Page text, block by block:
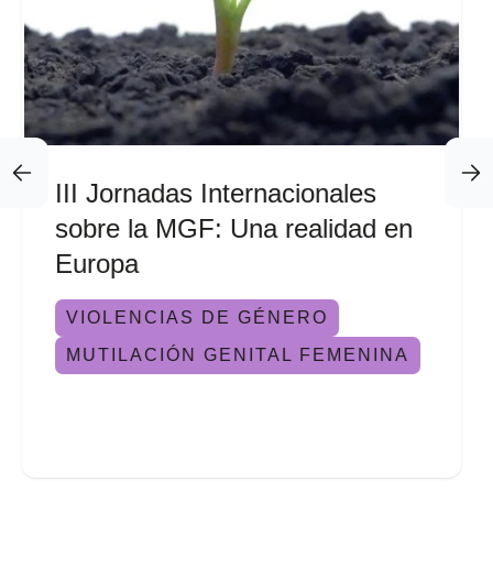
III Jornadas Internacionales
sobre la MGF: Una realidad en
Europa
VIOLENCIAS DE GÉNERO
MUTILACIÓN GENITAL FEMENINA